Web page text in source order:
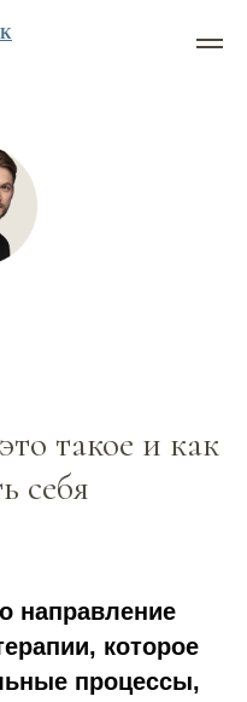
такое и как
себя
направление
которое
процессы,